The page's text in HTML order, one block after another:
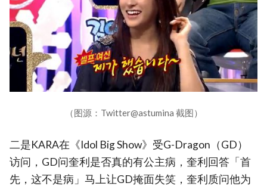
（图源：Twitter@astumina 截图）
二是KARA在《Idol Big Show》受G-Dragon（GD）
访问，GD问奎利是否真的有公主病，奎利回答「首
先，这不是病」马上让GD掩面失笑，奎利质问他为